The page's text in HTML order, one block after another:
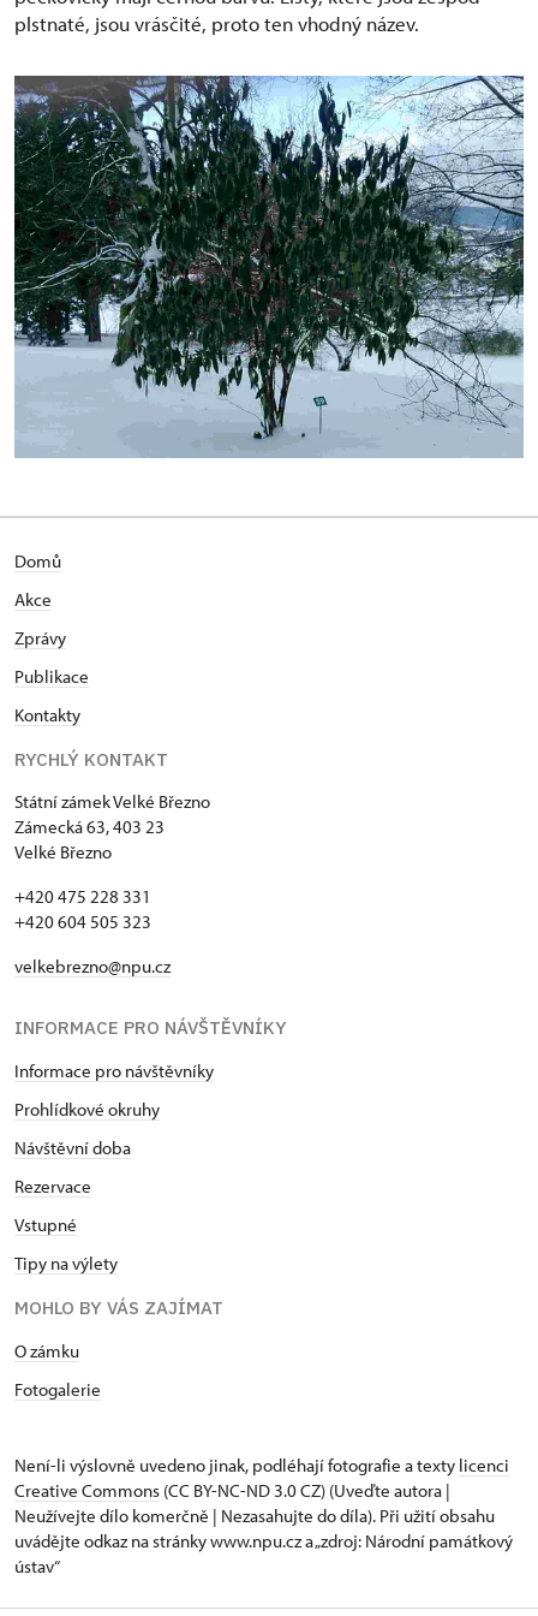
plstnaté, jsou vrásčité, proto ten vhodný název.
Domů
Akce
Zprávy
Publikace
Kontakty
RYCHLÝ KONTAKT
Státní zámek Velké Březno
Zámecká 63, 403 23
Velké Březno
+420 475 228 331
+420 604 505 323
velkebrezno@npu.cz
INFORMACE PRO NÁVŠTĚVNÍKY
Informace pro návštěvníky
Prohlídkové okruhy
Návštěvní doba
Rezervace
Vstupné
Tipy na výlety
MOHLO BY VÁS ZAJÍMAT
O zámku
Fotogalerie
Není-li výslovně uvedeno jinak, podléhají fotografie a texty licenci
Creative Commons (CC BY-NC-ND 3.0 CZ) (Uveďte autora |
Neužívejte dílo komerčně | Nezasahujte do díla). Při užití obsahu
uvádějte odkaz na stránky www.npu.cz a „zdroj: Národní památkový
ústav“